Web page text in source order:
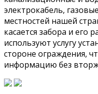
электрокабель,
местностей нашей
касается забора и его
используют услугу
стороне ограждения,
информацию без